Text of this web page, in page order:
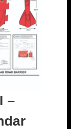
–